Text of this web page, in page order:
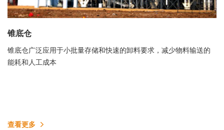
锥底仓
锥底仓广泛应用于小批量存储和快速的卸料要求，减少物料输送的
能耗和人工成本
查看更多